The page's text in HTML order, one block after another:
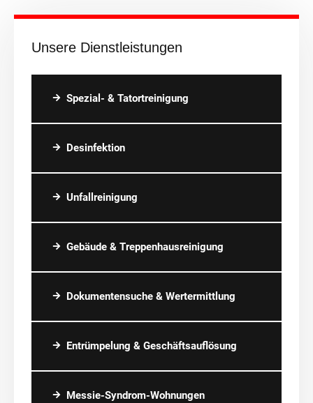
Unsere Dienstleistungen
Spezial- & Tatortreinigung
Desinfektion
Unfallreinigung
Gebäude & Treppenhausreinigung
Dokumentensuche & Wertermittlung
Entrümpelung & Geschäftsauflösung
Messie-Syndrom-Wohnungen